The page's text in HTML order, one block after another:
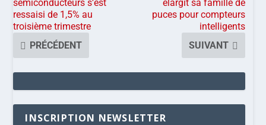
semiconducteurs s’est
ressaisi de 1,5% au
troisième trimestre
PRÉCÉDENT
élargit sa famille de
puces pour compteurs
intelligents
SUIVANT
INSCRIPTION NEWSLETTER